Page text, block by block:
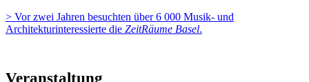
> Vor zwei Jahren besuchten über 6 000 Musik- und
Architekturinteressierte die ZeitRäume Basel.
Veranstaltung